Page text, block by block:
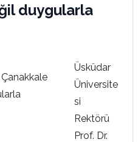
duygularla
Üsküdar
Üniversite
si
Rektörü
Prof. Dr.